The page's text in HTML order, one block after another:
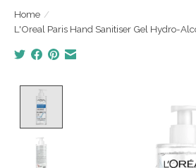
Home /
L'Oreal Paris Hand Sanitiser Gel Hydro-